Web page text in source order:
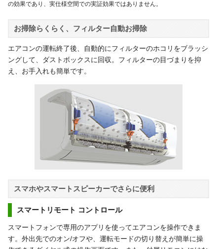
の効果であり、実仕様空間での実証効果ではありません。
お掃除らくらく、フィルター自動お掃除
エアコンの運転終了後、自動的にフィルターのホコリをブラッシ
ングして、ダストボックスに回収。フィルターの目づまりを抑
え、お手入れも簡単です。
スマホやスマートスピーカーでさらに便利
スマートリモート コントロール
スマートフォンで専用のアプリを使ってエアコンを操作できま
す。外出先でのオン/オフや、運転モードの切り替えが簡単に操